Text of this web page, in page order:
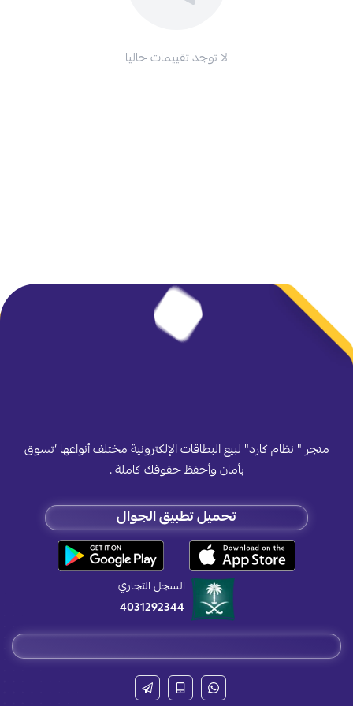
لا توجد تقييمات حاليا
متجر " نظام كارد" لبيع البطاقات الإلكترونية مختلف أنواعها ’تسوق
بأمان وأحفظ حقوقك كاملة .
تحميل تطبيق الجوال
السجل التجاري
4031292344